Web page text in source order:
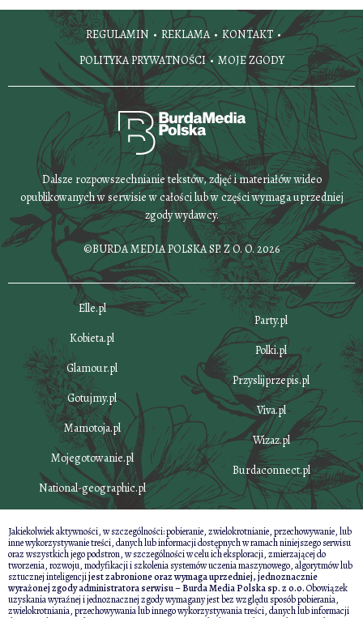
REGULAMIN REKLAMA
KONTAKT
POLITYKA PRYWATNOŚCI
MOJE ZGODY
Dalsze rozpowszechnianie tekstów, zdjęć i materiałów wideo
opublikowanych w serwisie w całości lub w części wymaga uprzedniej
zgody wydawcy.
©BURDA MEDIA POLSKA SP. Z O. O. 2026
Elle.pl
Kobieta.pl
Glamour.pl
Gotujmy.pl
Mamotoja.pl
Mojegotowanie.pl
National-geographic.pl
Party.pl
Polki.pl
Przyslijprzepis.pl
Viva.pl
Wizaz.pl
Burdaconnect.pl
Jakiekolwiek aktywności, w szczególności: pobieranie, zwielokrotnianie, przechowywanie, lub
inne wykorzystywanie treści, danych lub informacji dostępnych w ramach niniejszego serwisu
oraz wszystkich jego podstron, w szczególności w celu ich eksploracji, zmierzającej do
tworzenia, rozwoju, modyfikacji i szkolenia systemów uczenia maszynowego, algorytmów lub
sztucznej inteligencjijest zabronione oraz wymaga uprzedniej, jednoznacznie
wyrażonej zgody administratora serwisu – Burda Media Polska sp. z o.o.Obowiązek
uzyskania wyraźnej i jednoznacznej zgody wymagany jest bez względu sposób pobierania,
zwielokrotniania, przechowywania lub innego wykorzystywania treści, danych lub informacji